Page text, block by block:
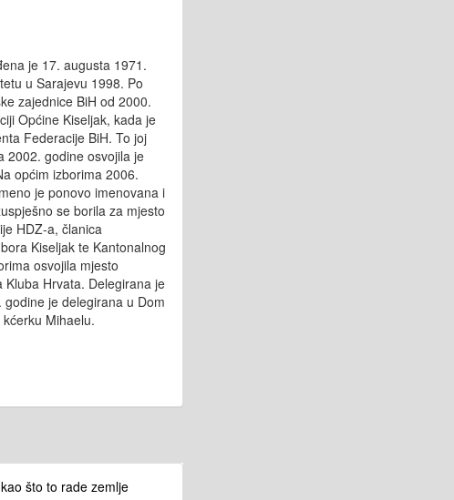
je 17. augusta 1971.
u Sarajevu 1998. Po
zajednice BiH od 2000.
Općine Kiseljak, kada je
Federacije BiH. To joj
2002. godine osvojila je
općim izborima 2006.
je ponovo imenovana i
se borila za mjesto
HDZ-a, članica
Kiseljak te Kantonalnog
osvojila mjesto
Hrvata. Delegirana je
je delegirana u Dom
Mihaelu.
što to rade zemlje